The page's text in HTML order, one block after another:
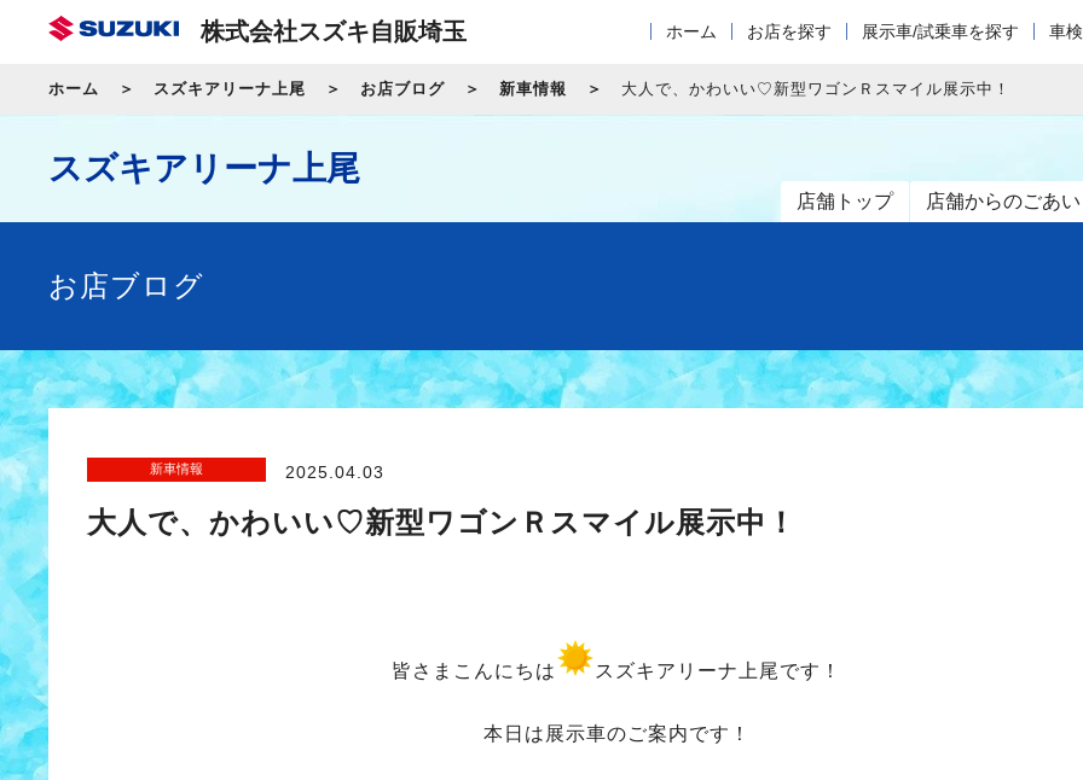
株式会社スズキ自販埼玉 ホーム お店を探す 展示車/試乗車を探す 車
ホーム スズキアリーナ上尾 お店ブログ 新車情報 大人で、かわいい♡新型ワゴンＲスマイル展示中！
スズキアリーナ上尾
店舗トップ 店舗からのごあ
お店ブログ
新車情報 2025.04.03
大人で、かわいい♡新型ワゴンＲスマイル展示中！
皆さまこんにちは スズキアリーナ上尾です！
本日は展示車のご案内です！